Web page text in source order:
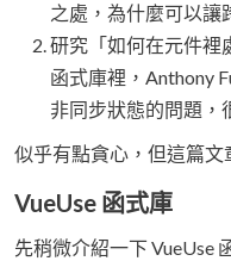
之處，為什麼可以讓
研究「如何在元件裡
函式庫裡，Anthony
非同步狀態的問題，
似乎有點貪心，但這篇文
VueUse 函式庫
先稍微介紹一下 VueUse